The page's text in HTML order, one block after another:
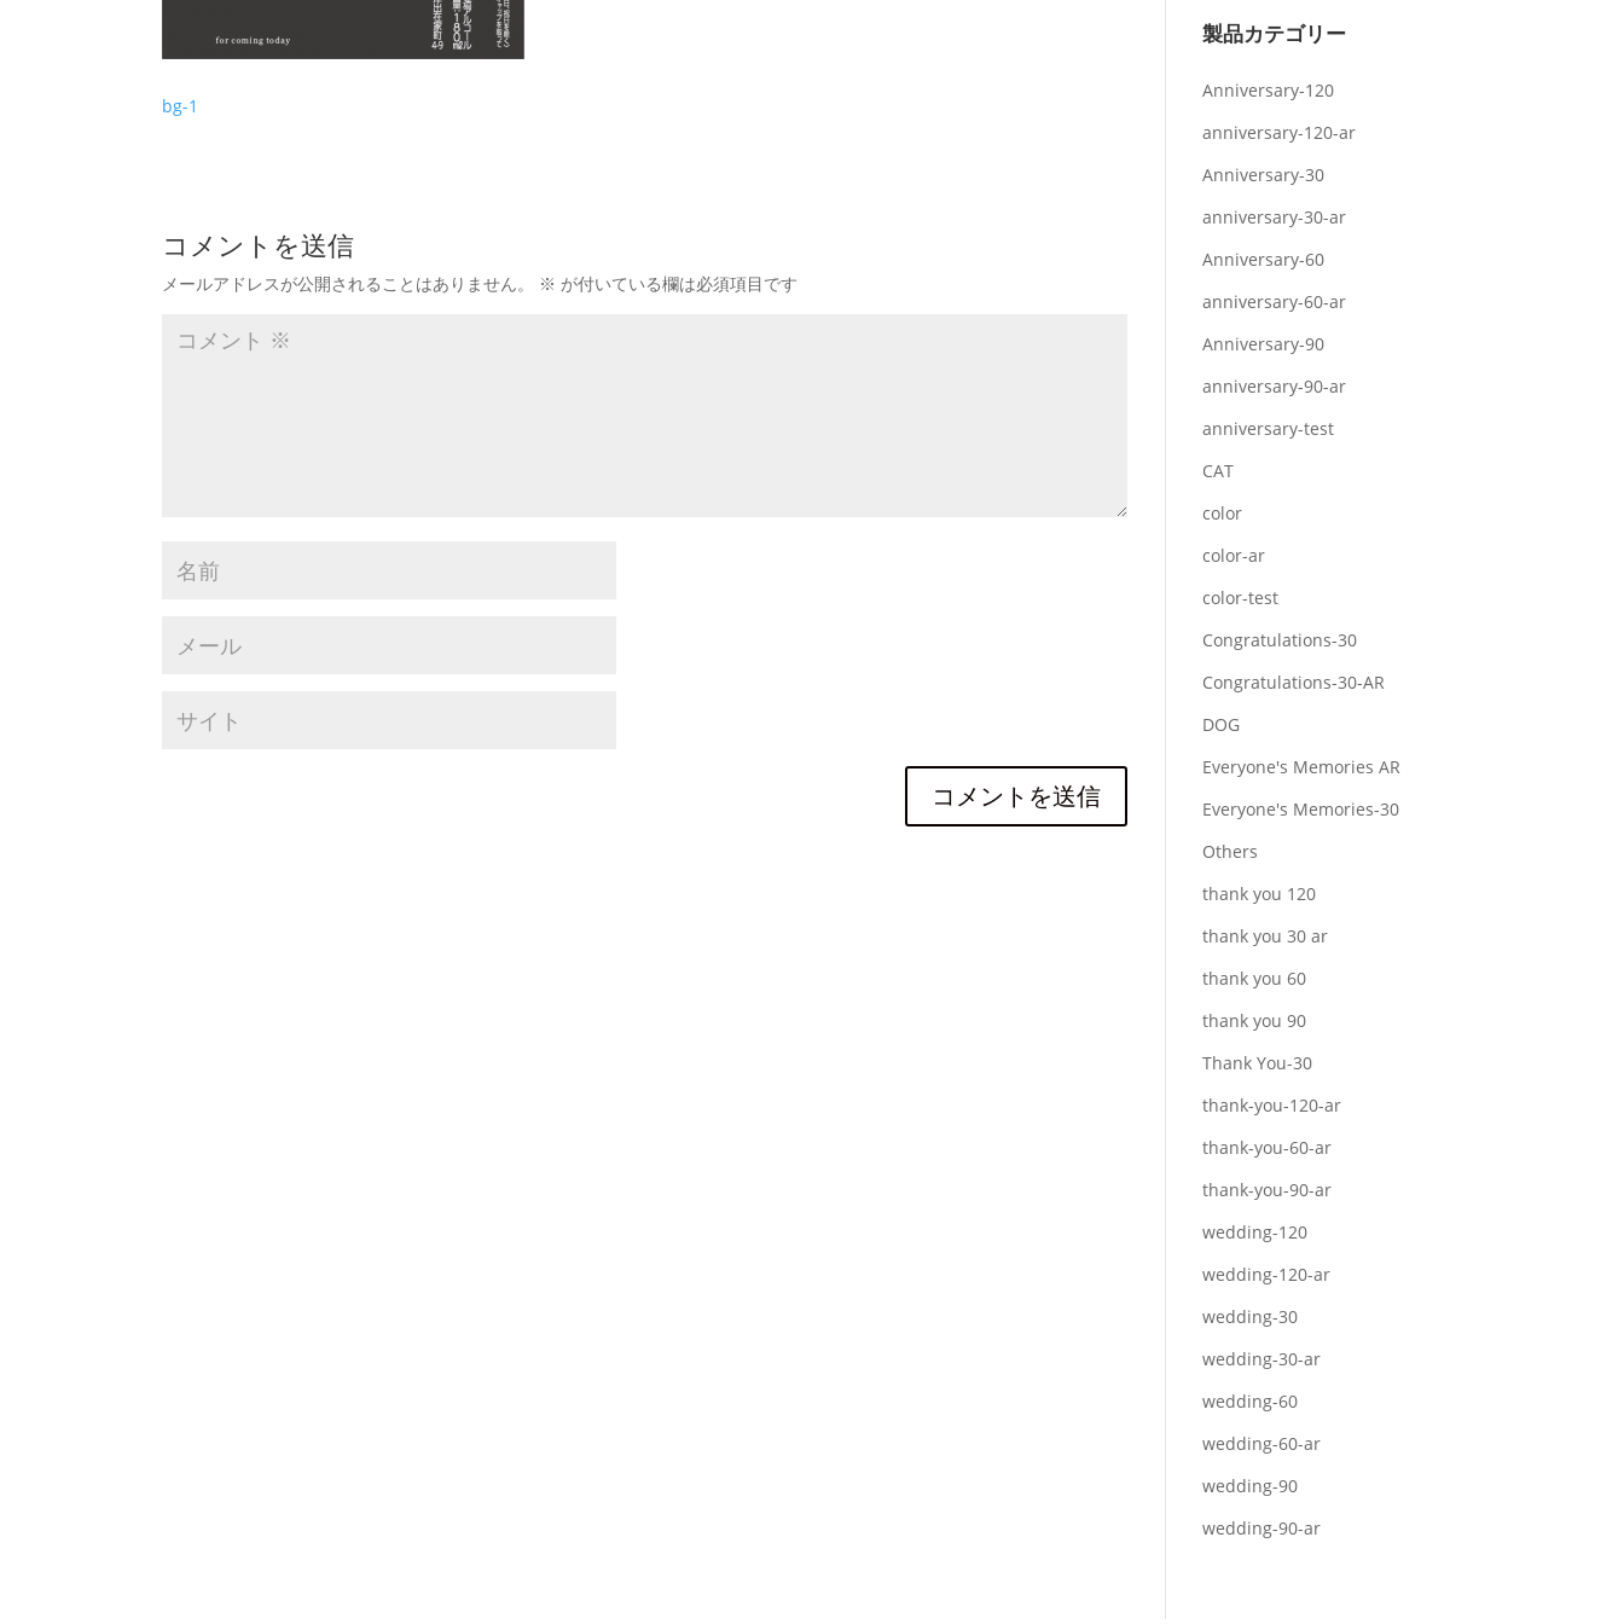
bg-1
コメントを送信
メールアドレスが公開されることはありません。 ※ が付いている欄は必須項目です
製品カテゴリー
Anniversary-120
anniversary-120-ar
Anniversary-30
anniversary-30-ar
Anniversary-60
anniversary-60-ar
Anniversary-90
anniversary-90-ar
anniversary-test
CAT
color
color-ar
color-test
Congratulations-30
Congratulations-30-AR
DOG
Everyone's Memories AR
Everyone's Memories-30
Others
thank you 120
thank you 30 ar
thank you 60
thank you 90
Thank You-30
thank-you-120-ar
thank-you-60-ar
thank-you-90-ar
wedding-120
wedding-120-ar
wedding-30
wedding-30-ar
wedding-60
wedding-60-ar
wedding-90
wedding-90-ar